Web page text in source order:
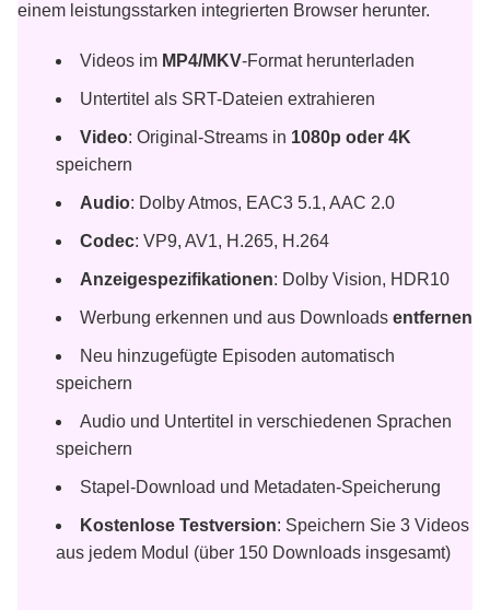
einem leistungsstarken integrierten Browser herunter.
Videos im MP4/MKV-Format herunterladen
Untertitel als SRT-Dateien extrahieren
Video: Original-Streams in 1080p oder 4K
speichern
Audio: Dolby Atmos, EAC3 5.1, AAC 2.0
Codec: VP9, AV1, H.265, H.264
Anzeigespezifikationen: Dolby Vision, HDR10
Werbung erkennen und aus Downloads entfernen
Neu hinzugefügte Episoden automatisch
speichern
Audio und Untertitel in verschiedenen Sprachen
speichern
Stapel-Download und Metadaten-Speicherung
Kostenlose Testversion: Speichern Sie 3 Videos
aus jedem Modul (über 150 Downloads insgesamt)